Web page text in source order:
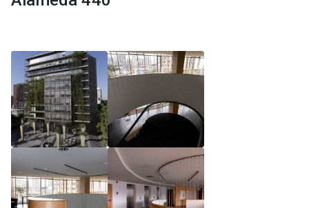
Reglamento de Magíster, Pontificia Universidad
Universidad Católica de Chile
Reglamento de Magíster, Pontificia Universidad
Católica de Chile LLM UC 2025
Reglamento de Seminarios de Graduación
Programa de Magíster en Derecho, LLM 2025